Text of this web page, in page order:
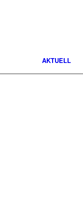
AKTUELL